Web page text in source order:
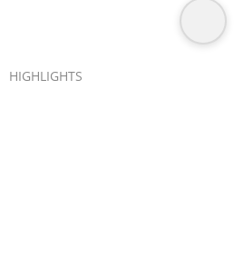
HIGHLIGHTS